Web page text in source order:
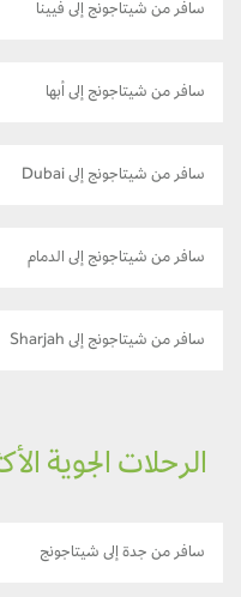
سافر من شيتاجونج إلى فيينا
سافر من شيتاجونج إلى أبها
سافر من شيتاجونج إلى Dubai
سافر من شيتاجونج إلى الدمام
سافر من شيتاجونج إلى Sharjah
الرحلات الجوية
سافر من جدة إلى شيتاجونج